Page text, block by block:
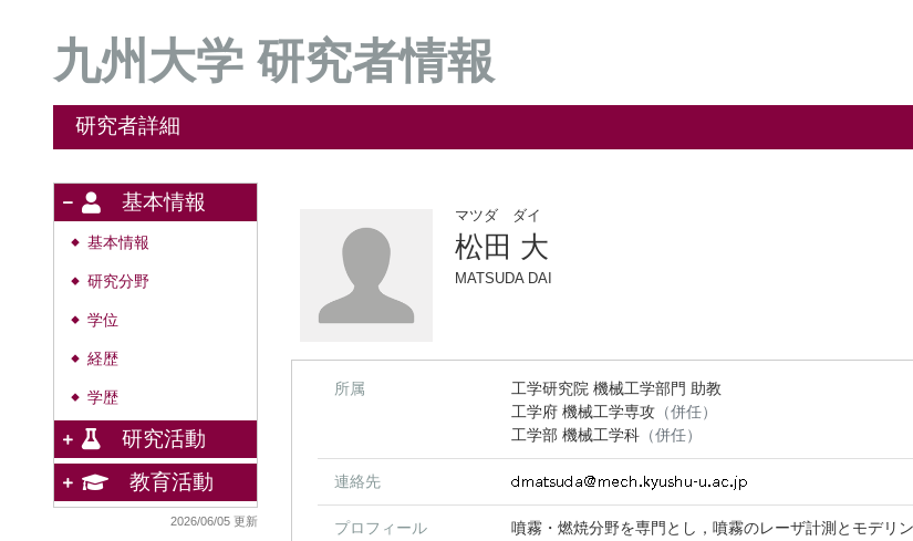
九州大学 研究者情報
研究者詳細
基本情報
◆ 基本情報
◆ 研究分野
◆ 学位
◆ 経歴
◆ 学歴
研究活動
教育活動
2026/06/05 更新
マツダ ダイ
松田 大
MATSUDA DAI
所属
工学研究院 機械工学部門 助教
工学府 機械工学専攻 （併任）
工学部 機械工学科 （併任）
連絡先
プロフィール 噴霧・燃焼分野を専門とし，噴霧のレーザ計測とモデリ